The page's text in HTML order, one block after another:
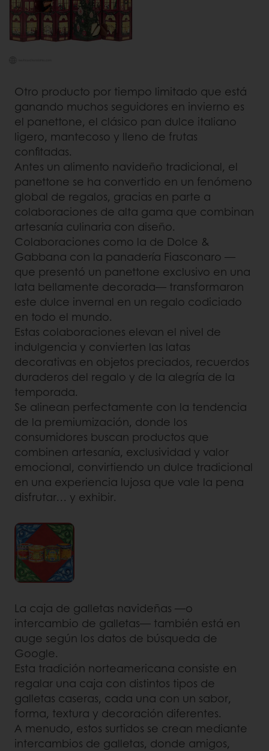
Otro producto por tiempo limitado que está
ganando muchos seguidores en invierno es
el panettone, el clásico pan dulce italiano
ligero, mantecoso y lleno de frutas
confitadas.
Antes un alimento navideño tradicional, el
panettone se ha convertido en un fenómeno
global de regalos, gracias en parte a
colaboraciones de alta gama que combinan
artesanía culinaria con diseño.
Colaboraciones como la de Dolce &
Gabbana con la panadería Fiasconaro —
que presentó un panettone exclusivo en una
lata bellamente decorada— transformaron
este dulce invernal en un regalo codiciado
en todo el mundo.
Estas colaboraciones elevan el nivel de
indulgencia y convierten las latas
decorativas en objetos preciados, recuerdos
duraderos del regalo y de la alegría de la
temporada.
Se alinean perfectamente con la tendencia
de la premiumización, donde los
consumidores buscan productos que
combinen artesanía, exclusividad y valor
emocional, convirtiendo un dulce tradicional
en una experiencia lujosa que vale la pena
disfrutar… y exhibir.
La caja de galletas navideñas —o
intercambio de galletas— también está en
auge según los datos de búsqueda de
Google.
Esta tradición norteamericana consiste en
regalar una caja con distintos tipos de
galletas caseras, cada una con un sabor,
forma, textura y decoración diferentes.
A menudo, estos surtidos se crean mediante
intercambios de galletas, donde amigos,